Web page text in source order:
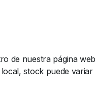
de nuestra página web
stock puede variar